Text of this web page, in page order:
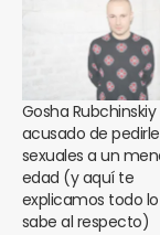
Gosha
acusado de
sexuales a un
edad (y aquí te
explicamos todo
sabe al respecto)